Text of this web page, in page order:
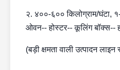
२. ४००-६०० किलोग्राम/घंटा,
ओवन-- होस्टर-- कूलिंग बॉक्स--
(बड़ी क्षमता वाली उत्पादन